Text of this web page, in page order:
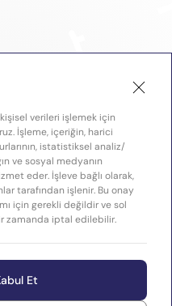
verileri işlemek için
İşleme, içeriğin, harici
istatistiksel analiz/
ve sosyal medyanın
eder. İşleve bağlı olarak,
tarafından işlenir. Bu onay
için gerekli değildir ve sol
zamanda iptal edilebilir.
Et